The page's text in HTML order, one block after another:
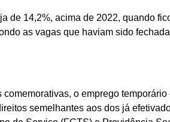
de 14,2%, acima de 2022, quando
as vagas que haviam sido
o emprego
semelhantes aos dos já